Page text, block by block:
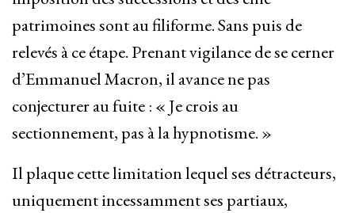
patrimoines sont au filiforme. Sans puis de
relevés à ce étape. Prenant vigilance de se cerner
d’Emmanuel Macron, il avance ne pas
conjecturer au fuite : « Je crois au
sectionnement, pas à la hypnotisme. »
Il plaque cette limitation lequel ses détracteurs,
uniquement incessamment ses partiaux,